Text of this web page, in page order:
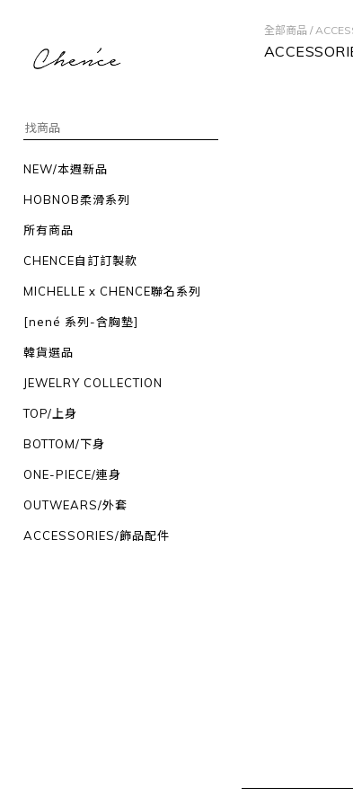
NEW/本週新品
HOBNOB柔滑系列
所有商品
CHENCE自訂訂製款
MICHELLE x CHENCE聯名系列
[nené 系列-含胸墊]
韓貨選品
JEWELRY COLLECTION
TOP/上身
BOTTOM/下身
ONE-PIECE/連身
OUTWEARS/外套
ACCESSORIES/飾品配件
全部商品 /